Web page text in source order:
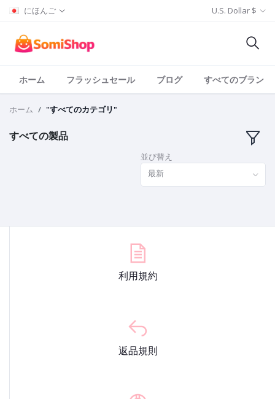
にほんご U.S. Dollar $
ホーム フラッシュセール ブログ すべてのブランド
ホーム "すべてのカテゴリ"
すべての製品
並び替え
最新
利用規約
返品規則